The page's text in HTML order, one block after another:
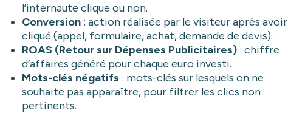
l’internaute clique ou non.
Conversion : action réalisée par le visiteur après avoir
cliqué (appel, formulaire, achat, demande de devis).
ROAS (Retour sur Dépenses Publicitaires) : chiffre
d’affaires généré pour chaque euro investi.
Mots-clés négatifs : mots-clés sur lesquels on ne
souhaite pas apparaître, pour filtrer les clics non
pertinents.